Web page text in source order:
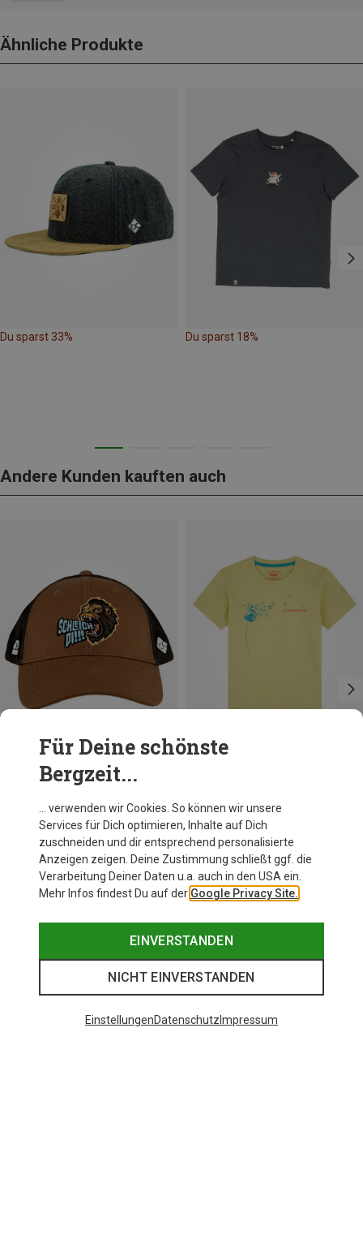
Ähnliche Produkte
Du sparst 33% Du sparst 18%
Andere Kunden kauften auch
Du sparst 15%
Für Deine schönste
Bergzeit...
… verwenden wir Cookies. So können wir unsere
Services für Dich optimieren, Inhalte auf Dich
zuschneiden und dir entsprechend personalisierte
Anzeigen zeigen. Deine Zustimmung schließt ggf. die
Verarbeitung Deiner Daten u.a. auch in den USA ein.
Mehr Infos findest Du auf der Google Privacy Site.
EINVERSTANDEN
NICHT EINVERSTANDEN
EinstellungenDatenschutz Impressum